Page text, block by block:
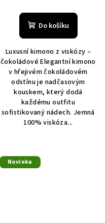
Do košíku
Luxusní kimono z viskózy –
čokoládové Elegantní kimono
v hřejivém čokoládovém
odstínu je nadčasovým
kouskem, který dodá
každému outfitu
sofistikovaný nádech. Jemná
100% viskóza...
Novinka